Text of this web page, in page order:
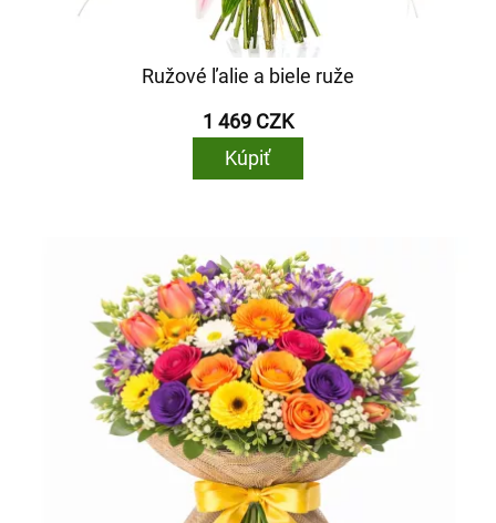
Ružové ľalie a biele ruže
1 469 CZK
Kúpiť